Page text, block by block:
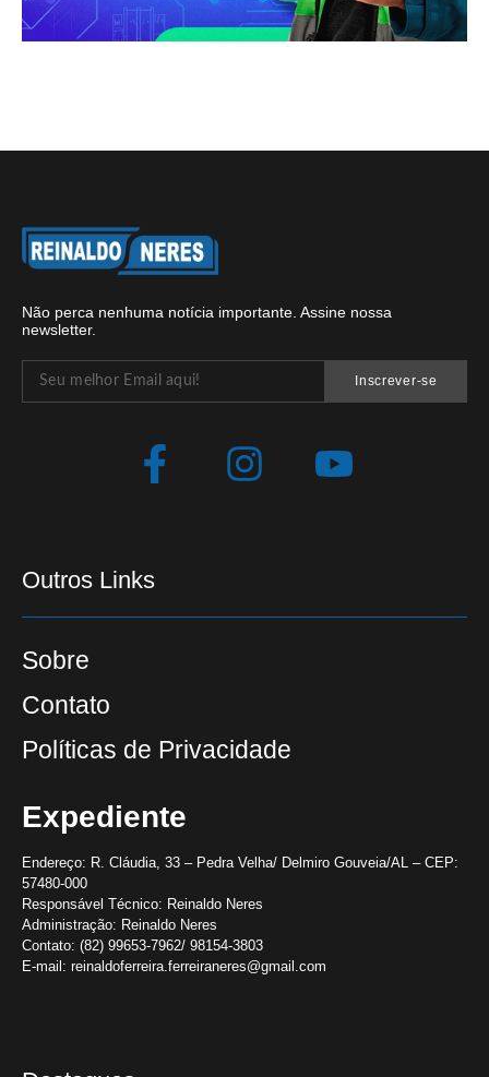
Não perca nenhuma notícia importante. Assine nossa
newsletter.
Inscrever-se
Outros Links
Sobre
Contato
Políticas de Privacidade
Expediente
Endereço: R. Cláudia, 33 – Pedra Velha/ Delmiro Gouveia/AL – CEP:
57480-000
Responsável Técnico: Reinaldo Neres
Administração: Reinaldo Neres
Contato: (82) 99653-7962/ 98154-3803
E-mail: reinaldoferreira.ferreiraneres@gmail.com